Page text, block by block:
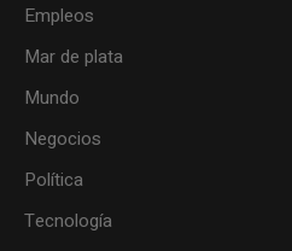
Empleos
Mar de plata
Mundo
Negocios
Política
Tecnología